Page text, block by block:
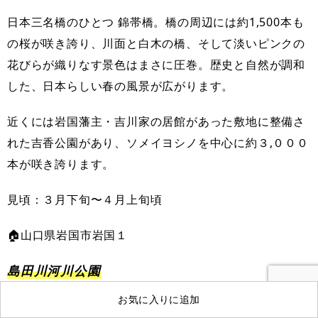
日本三名橋のひとつ 錦帯橋。橋の周辺には約1,500本も
の桜が咲き誇り、川面と白木の橋、そして淡いピンクの
花びらが織りなす景色はまさに圧巻。歴史と自然が調和
した、日本らしい春の風景が広がります。
近くには岩国藩主・吉川家の居館があった敷地に整備さ
れた吉香公園があり、ソメイヨシノを中心に約３,０００
本が咲き誇ります。
見頃：３月下旬〜４月上旬頃
🏠山口県岩国市岩国１
島田川河川公園
お気に入りに追加